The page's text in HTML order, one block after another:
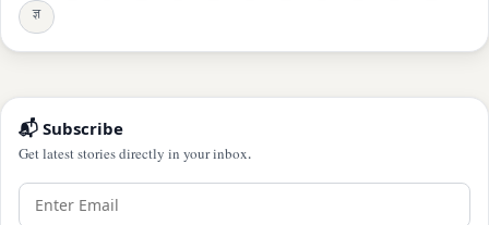
ज्ञ
📬 Subscribe
Get latest stories directly in your inbox.